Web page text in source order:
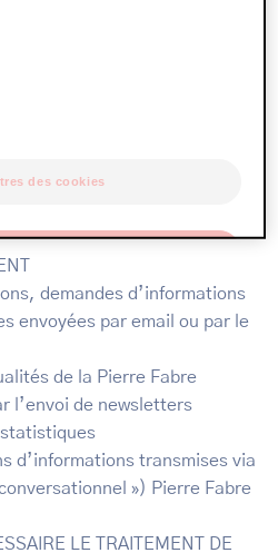
de vos
et les raisons pour
demandes d’informations
envoyées par email ou par le
de la Pierre Fabre
l’envoi de newsletters
statistiques
d’informations transmises via
») Pierre Fabre
LE TRAITEMENT DE
des cookies
les essentiels